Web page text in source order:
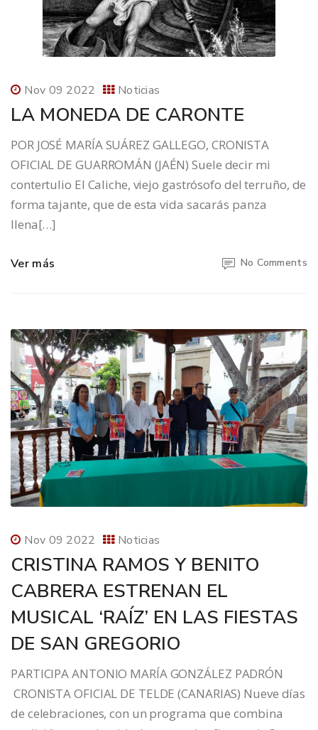
Nov 09 2022 Noticias
LA MONEDA DE CARONTE
POR JOSÉ MARÍA SUÁREZ GALLEGO, CRONISTA
OFICIAL DE GUARROMÁN (JAÉN) Suele decir mi
contertulio El Caliche, viejo gastrósofo del terruño, de
forma tajante, que de esta vida sacarás panza
llena[…]
Ver más No Comments
Nov 09 2022 Noticias
CRISTINA RAMOS Y BENITO
CABRERA ESTRENAN EL
MUSICAL ‘RAÍZ’ EN LAS FIESTAS
DE SAN GREGORIO
PARTICIPA ANTONIO MARÍA GONZÁLEZ PADRÓN
CRONISTA OFICIAL DE TELDE (CANARIAS) Nueve días
de celebraciones, con un programa que combina